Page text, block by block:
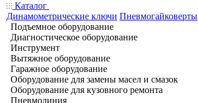
Каталог
Динамометрические ключи Пневмогайковерты
Подъемное оборудование
Диагностическое оборудование
Инструмент
Вытяжное оборудование
Гаражное оборудование
Оборудование для замены масел и смазок
Оборудование для кузовного ремонта
Пневмолиния